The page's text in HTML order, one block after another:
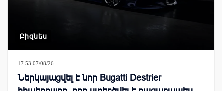
Բիզնես
17:53 07/08/26
Ներկայացվել է նոր Bugatti Destrier